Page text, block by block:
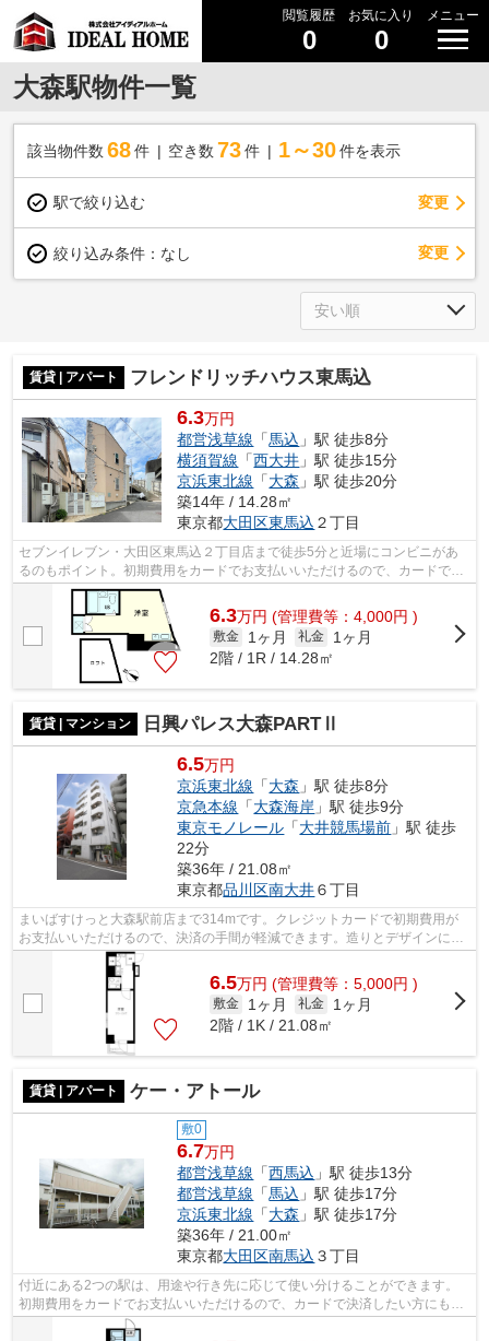
閲覧履歴
0
お気に入り
0
メニュー
大森駅物件一覧
該当物件数 68件 空き数 73 件 1～30 件を表示
駅で絞り込む 変更
絞り込み条件： なし 変更
賃貸 | アパート フレンドリッチハウス東馬込
6.3万円
都営浅草線 「馬込 」駅 徒歩8分
横須賀線 「西大井 」駅 徒歩15分
京浜東北線 「大森 」駅 徒歩20分
築14年 / 14.28㎡
東京都大田区東馬込 ２丁目
セブンイレブン・大田区東馬込２丁目店まで徒歩5分と近場にコンビニがあ
るのもポイント。初期費用をカードでお支払いいただけるので、カードで決
済したい方にもおすすめです。こちらの...
6.3万円 (管理費等：4,000円 )
敷金 1ヶ月 礼金
1ヶ月
2階 / 1R / 14.28㎡
賃貸 | マンション 日興パレス大森PARTⅡ
6.5万円
京浜東北線 「大森 」駅 徒歩8分
京急本線 「大森海岸 」駅 徒歩9分
東京モノレール 「大井競馬場前 」駅 徒歩
22分
築36年 / 21.08㎡
東京都品川区南大井６丁目
まいばすけっと大森駅前店まで314mです。クレジットカードで初期費用が
お支払いいただけるので、決済の手間が軽減できます。造りとデザインに関
して、自信をもって情報を提供できるマ...
6.5万円 (管理費等：5,000円 )
敷金 1ヶ月 礼金
1ヶ月
2階 / 1K / 21.08㎡
賃貸 | アパート ケー・アトール
敷0
6.7万円
都営浅草線 「西馬込 」駅 徒歩13分
都営浅草線 「馬込 」駅 徒歩17分
京浜東北線 「大森 」駅 徒歩17分
築36年 / 21.00㎡
東京都大田区南馬込 ３丁目
付近にある2つの駅は、用途や行き先に応じて使い分けることができます。
初期費用をカードでお支払いいただけるので、カードで決済したい方にもお
すすめです。こちらの物件はアパートで...